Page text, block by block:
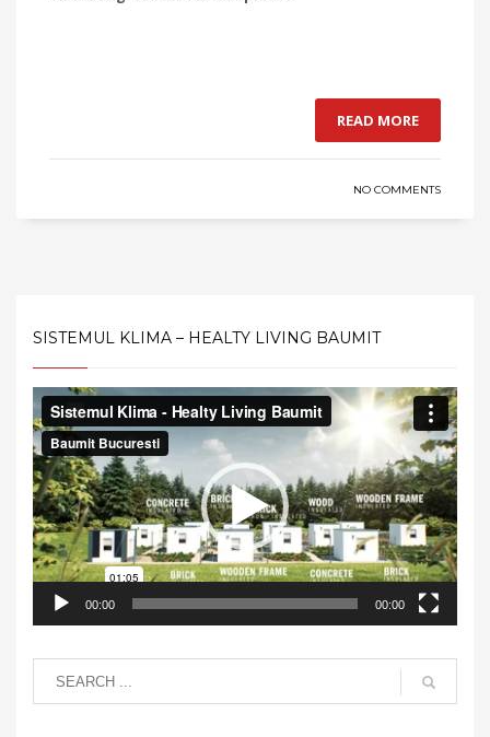
READ MORE
NO COMMENTS
SISTEMUL KLIMA – HEALTY LIVING BAUMIT
Video
Player
00:00 00:00